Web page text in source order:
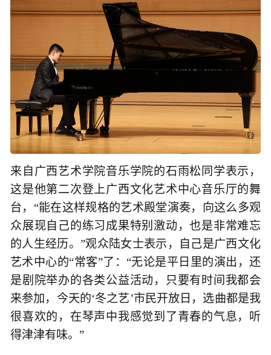
来自广西艺术学院音乐学院的石雨松同学表示，
这是他第二次登上广西文化艺术中心音乐厅的舞
台，“能在这样规格的艺术殿堂演奏，向这么多观
众展现自己的练习成果特别激动，也是非常难忘
的人生经历。”观众陆女士表示，自己是广西文化
艺术中心的“常客”了：“无论是平日里的演出，还
是剧院举办的各类公益活动，只要有时间我都会
来参加，今天的‘冬之艺’市民开放日，选曲都是我
很喜欢的，在琴声中我感觉到了青春的气息，听
得津津有味。”